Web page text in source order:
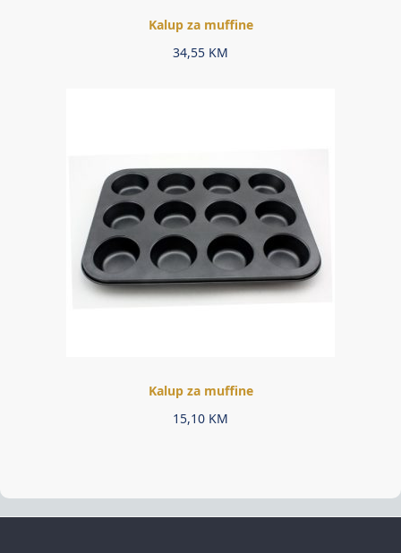
Kalup za muffine
34,55 KM
Kalup za muffine
15,10 KM